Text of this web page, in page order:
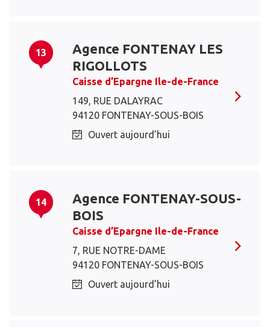
13
Agence FONTENAY LES
RIGOLLOTS
Caisse d’Epargne Ile-de-France
149, RUE DALAYRAC
94120 FONTENAY-SOUS-BOIS
Ouvert aujourd’hui
14
Agence FONTENAY-SOUS-
BOIS
Caisse d’Epargne Ile-de-France
7, RUE NOTRE-DAME
94120 FONTENAY-SOUS-BOIS
Ouvert aujourd’hui